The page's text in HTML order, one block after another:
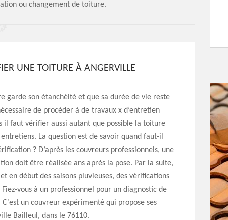
ou changement de toiture.
UNE TOITURE À ANGERVILLE
garde son étanchéité et que sa durée de vie reste
de procéder à de travaux x d’entretien
il faut vérifier aussi autant que possible la toiture
La question est de savoir quand faut-il
? D’après les couvreurs professionnels, une
doit être réalisée ans après la pose. Par la suite,
en début des saisons pluvieuses, des vérifications
vous à un professionnel pour un diagnostic de
un couvreur expérimenté qui propose ses
Bailleul, dans le 76110.